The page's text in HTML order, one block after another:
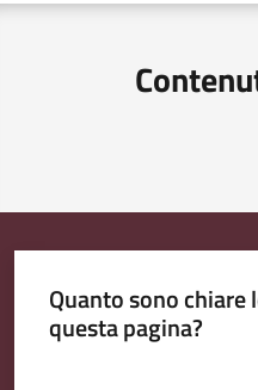
Quanto sono
questa pagina?